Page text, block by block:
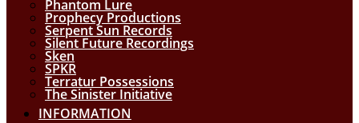
Phantom Lure
Prophecy Productions
Serpent Sun Records
Silent Future Recordings
Sken
SPKR
Terratur Possessions
The Sinister Initiative
INFORMATION